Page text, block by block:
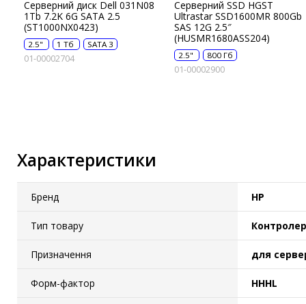
IP-камери
Автономне живлення
Автоматичні вимикачі
Серверний диск Dell 031N08
1Tb 7.2K 6G SATA 2.5
(ST1000NX0423)
2.5" 1 Тб SATA 3
01-00002704
Серверний SSD HGST
Ultrastar SSD1600МR 800Gb
SAS 12G 2.5″
(HUSMR1680ASS204)
2.5" 800 Гб
01-00002900
Характеристики
Бренд HP
Тип товару
Призначення для
Форм-фактор HHHL